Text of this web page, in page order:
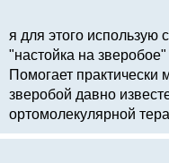
я для этого использую
"настойка на зверобое"
Помогает
зверобой давно
ортомолекулярной